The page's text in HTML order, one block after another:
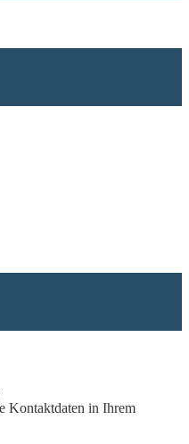
Kontaktdaten in Ihrem